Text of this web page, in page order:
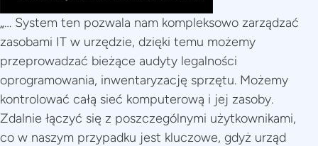
„… System ten pozwala nam kompleksowo zarządzać
zasobami IT w urzędzie, dzięki temu możemy
przeprowadzać bieżące audyty legalności
oprogramowania, inwentaryzację sprzętu. Możemy
kontrolować całą sieć komputerową i jej zasoby.
Zdalnie łączyć się z poszczególnymi użytkownikami,
co w naszym przypadku jest kluczowe, gdyż urząd